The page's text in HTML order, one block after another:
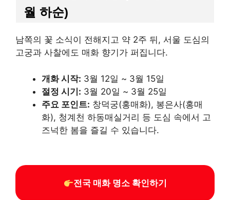
월 하순)
남쪽의 꽃 소식이 전해지고 약 2주 뒤, 서울 도심의
고궁과 사찰에도 매화 향기가 퍼집니다.
개화 시작: 3월 12일 ~ 3월 15일
절정 시기: 3월 20일 ~ 3월 25일
주요 포인트: 창덕궁(홍매화), 봉은사(홍매
화), 청계천 하동매실거리 등 도심 속에서 고
즈넉한 봄을 즐길 수 있습니다.
전국 매화 명소 확인하기